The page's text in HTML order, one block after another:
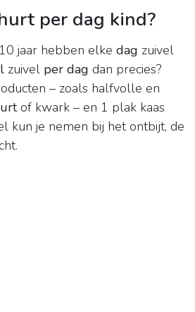
per dag kind?
jaar hebben elke dag zuivel
zuivel per dag dan precies?
– zoals halfvolle en
of kwark – en 1 plak kaas
kun je nemen bij het ontbijt, de